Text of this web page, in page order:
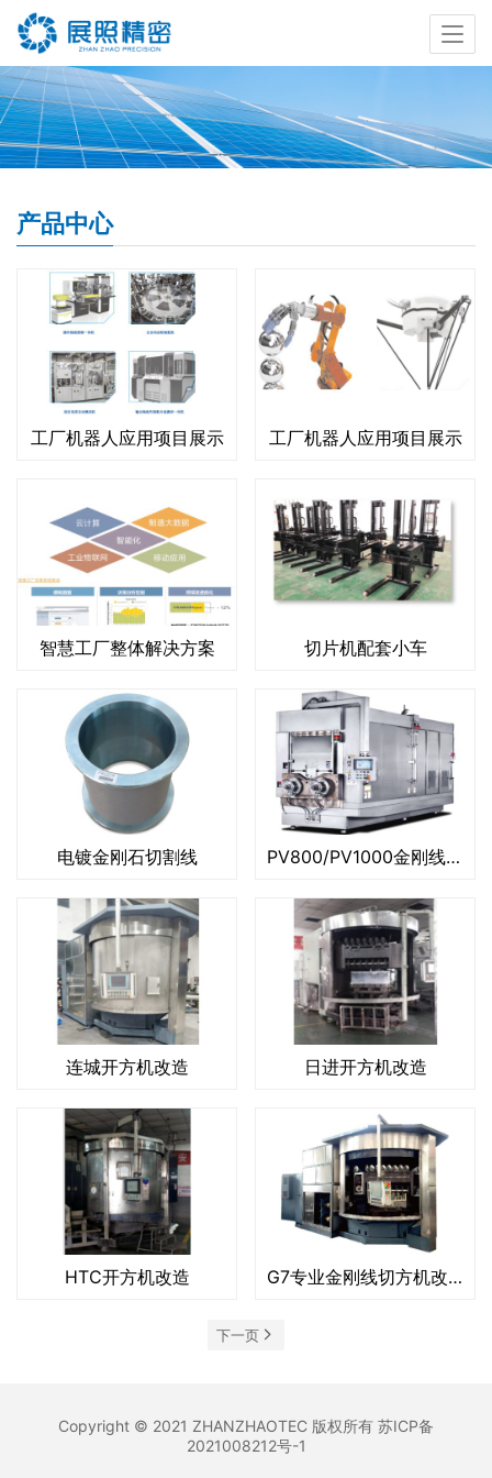
产品中心
工厂机器人应用项目展示 工厂机器人应用项目展示
智慧工厂整体解决方案 切片机配套小车
电镀金刚石切割线 PV800/PV1000金刚线改造切片机
连城开方机改造 日进开方机改造
HTC开方机改造 G7专业金刚线切方机改造
下一页
Copyright © 2021 ZHANZHAOTEC 版权所有 苏ICP备
2021008212号-1